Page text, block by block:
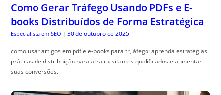
Como Gerar Tráfego Usando PDFs e E-
books Distribuídos de Forma Estratégica
Especialista em SEO | 30 de outubro de 2025
como usar artigos em pdf e e-books para tr, áfego: aprenda estratégias
práticas de distribuição para atrair visitantes qualificados e aumentar
suas conversões.